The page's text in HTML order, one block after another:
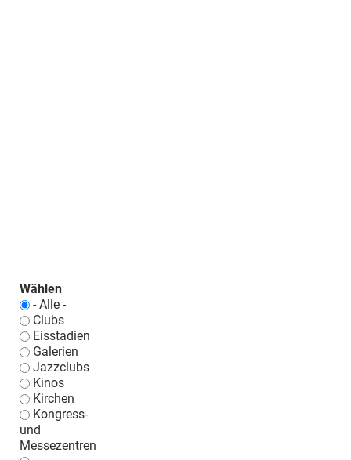
Wählen
- Alle -
Clubs
Eisstadien
Galerien
Jazzclubs
Kinos
Kirchen
Kongress-
und
Messezentren